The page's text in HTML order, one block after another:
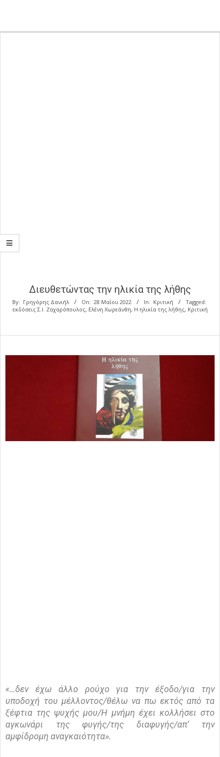
Διευθετώντας την ηλικία της λήθης
By: Γρηγόρης Δανιήλ On: 28 Μαΐου 2022 In: Κριτική
Tagged:
εκδόσεις Σ.Ι. Ζαχαρόπουλος, Ελένη Χωρεάνθη, Η ηλικία της λήθης, Κριτική
«…δεν έχω άλλο ρούχο για την έξοδο/για την
υποδοχή του μέλλοντος/θέλω να πω εκτός από τα
ξέφτια της ψυχής μου/Η μνήμη έχει κολλήσει στο
αγκωνάρι της φυγής/της διαφυγής/απ’ την
αμφίδρομη αναγκαιότητα».